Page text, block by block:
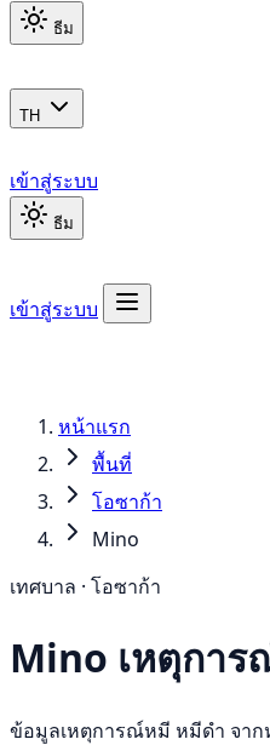
ธีม
TH
เข้าสู่ระบบ
ธีม
เข้าสู่ระบบ
หน้าแรก
พื้นที่
โอซาก้า
Mino
เทศบาล · โอซาก้า
Mino เหตุการ
ข้อมูลเหตุการณ์หมี หมีดำ จาก